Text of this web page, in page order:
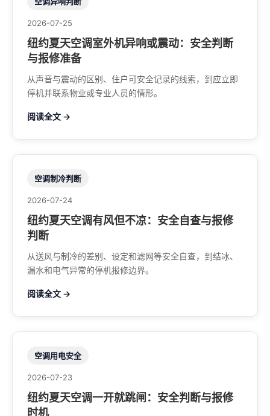
2026-07-25
纽约夏天空调室外机异响或震动：安全判断
与报修准备
从声音与震动的区别、住户可安全记录的线索，到应立即
停机并联系物业或专业人员的情形。
阅读全文 →
空调制冷判断
2026-07-24
纽约夏天空调有风但不凉：安全自查与报修
判断
从送风与制冷的差别、设定和滤网等安全自查，到结冰、
漏水和电气异常的停机报修边界。
阅读全文 →
空调用电安全
2026-07-23
纽约夏天空调一开就跳闸：安全判断与报修
时机